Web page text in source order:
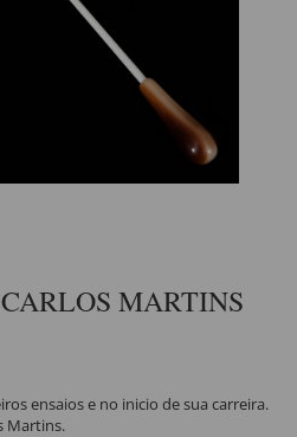
MARTINS
ensaios e no inicio de sua carreira.
Martins.